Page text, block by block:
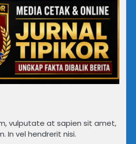
vulputate at sapien sit amet,
In vel hendrerit nisi.